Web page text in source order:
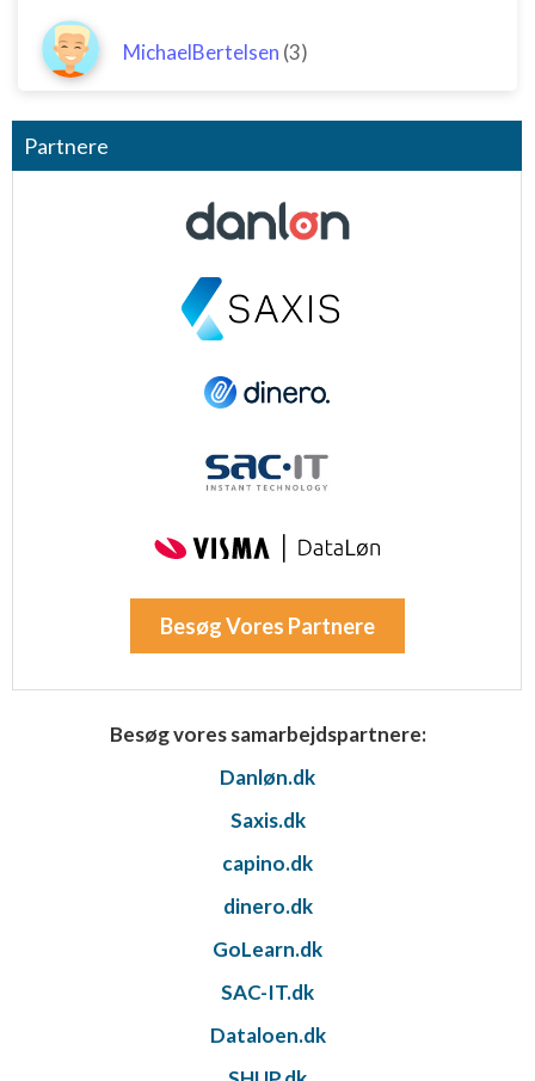
MichaelBertelsen (3)
Partnere
Besøg Vores Partnere
Besøg vores samarbejdspartnere:
Danløn.dk
Saxis.dk
capino.dk
dinero.dk
GoLearn.dk
SAC-IT.dk
Dataloen.dk